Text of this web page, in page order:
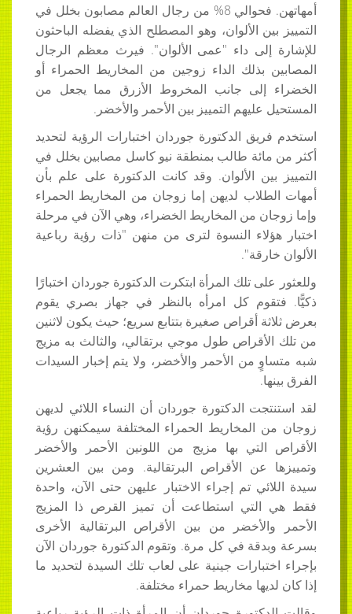
أمهاتهن. فحوالي 8% من رجال العالم مصابون بخلل في
التمييز بين الألوان، وهو المصطلح الذي يفضله الباحثون
للإشارة إلى داء "عمى الألوان". فيرث معظم الرجال
المصابين بذلك الداء زوجين من المخاريط الحمراء أو
الخضراء إلى جانب المخروط الأزرق مما يجعل من
المستحيل عليهم التمييز بين الأحمر والأخضر.
استخدم فريق الدكتورة جوردان اختبارات الرؤية لتحديد
أكثر من مائة طالب بمنطقة نيو كاسل مصابين بخلل في
التمييز بين الألوان. وقد كانت الدكتورة على علم بأن
أمهات الطلاب لديهن إما زوجان من المخاريط الحمراء
وإما زوجان من المخاريط الخضراء، وهي الآن في مرحلة
اختبار هؤلاء النسوة لترى من منهن "ذات رؤية رباعية
الألوان خارقة".
وللعثور على تلك المرأة ابتكرت الدكتورة جوردان اختبارًا
ذكيًّا. فتقوم كل امرأه بالنظر في جهاز بصري يقوم
بعرض ثلاثة أقراص صغيرة بتتابع سريع؛ حيث يكون لاثنين
من تلك الأقراص طول موجي برتقالي، والثالث به مزيج
شبه متساوٍ من الأحمر والأخضر، ولا يتم إخبار السيدات
الفرق بينها.
لقد استنتجت الدكتورة جوردان أن النساء اللائي لديهن
زوجان من المخاريط الحمراء المختلفة سيمكنهن رؤية
الأقراص التي بها مزيج من اللونين الأحمر والأخضر
وتمييزها عن الأقراص البرتقالية. ومن بين العشرين
سيدة اللائي تم إجراء الاختبار عليهن حتى الآن، واحدة
فقط هي التي استطاعت أن تميز القرص ذا المزيج
الأحمر والأخضر من بين الأقراص البرتقالية الأخرى
بسرعة وبدقة في كل مرة. وتقوم الدكتورة جوردان الآن
بإجراء اختبارات جينية على لعاب تلك السيدة لتحديد ما
إذا كان لديها مخاريط حمراء مختلفة.